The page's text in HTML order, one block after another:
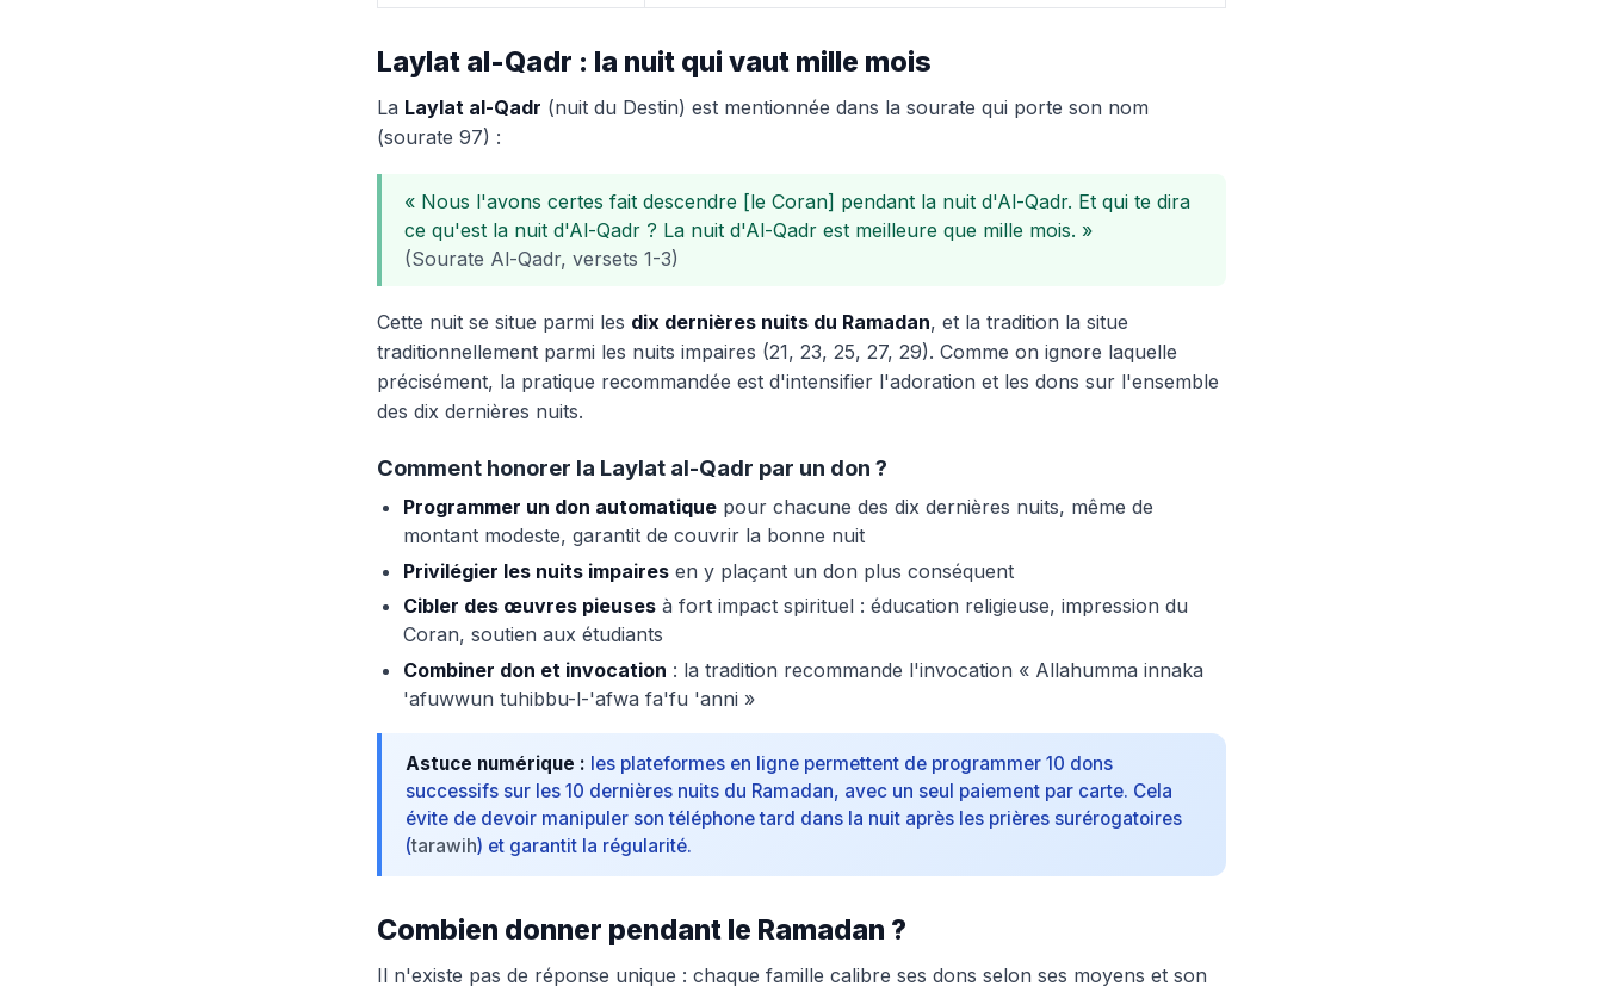
Laylat al-Qadr : la nuit qui vaut mille mois
La Laylat al-Qadr (nuit du Destin) est mentionnée dans la sourate qui porte son nom
(sourate 97) :
« Nous l'avons certes fait descendre [le Coran] pendant la nuit d'Al-Qadr. Et qui te dira
ce qu'est la nuit d'Al-Qadr ? La nuit d'Al-Qadr est meilleure que mille mois. »
(Sourate Al-Qadr, versets 1-3)
Cette nuit se situe parmi les dix dernières nuits du Ramadan, et la tradition la situe
traditionnellement parmi les nuits impaires (21, 23, 25, 27, 29). Comme on ignore laquelle
précisément, la pratique recommandée est d'intensifier l'adoration et les dons sur l'ensemble
des dix dernières nuits.
Comment honorer la Laylat al-Qadr par un don ?
Programmer un don automatique pour chacune des dix dernières nuits, même de
montant modeste, garantit de couvrir la bonne nuit
Privilégier les nuits impaires en y plaçant un don plus conséquent
Cibler des œuvres pieuses à fort impact spirituel : éducation religieuse, impression du
Coran, soutien aux étudiants
Combiner don et invocation : la tradition recommande l'invocation « Allahumma innaka
'afuwwun tuhibbu-l-'afwa fa'fu 'anni »
Astuce numérique : les plateformes en ligne permettent de programmer 10 dons
successifs sur les 10 dernières nuits du Ramadan, avec un seul paiement par carte. Cela
évite de devoir manipuler son téléphone tard dans la nuit après les prières surérogatoires
(tarawih) et garantit la régularité.
Combien donner pendant le Ramadan ?
Il n'existe pas de réponse unique : chaque famille calibre ses dons selon ses moyens et son